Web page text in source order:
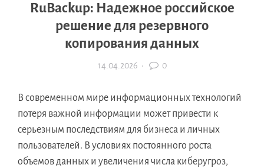
RuBackup: Надежное российское
решение для резервного
копирования данных
14.04.2026 · 0
В современном мире информационных технологий
потеря важной информации может привести к
серьезным последствиям для бизнеса и личных
пользователей. В условиях постоянного роста
объемов данных и увеличения числа киберугроз,